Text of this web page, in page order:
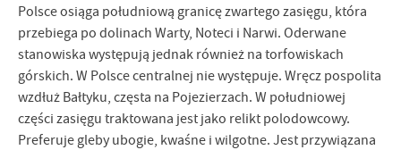
Polsce osiąga południową granicę zwartego zasięgu, która
przebiega po dolinach Warty, Noteci i Narwi. Oderwane
stanowiska występują jednak również na torfowiskach
górskich. W Polsce centralnej nie występuje. Wręcz pospolita
wzdłuż Bałtyku, częsta na Pojezierzach. W południowej
części zasięgu traktowana jest jako relikt polodowcowy.
Preferuje gleby ubogie, kwaśne i wilgotne. Jest przywiązana